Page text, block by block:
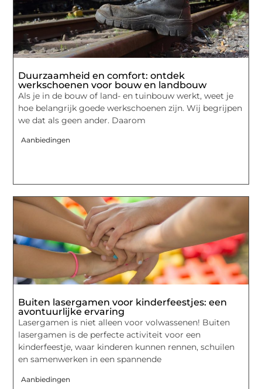
Duurzaamheid en comfort: ontdek
werkschoenen voor bouw en landbouw
Als je in de bouw of land- en tuinbouw werkt, weet je
hoe belangrijk goede werkschoenen zijn. Wij begrijpen
we dat als geen ander. Daarom
Aanbiedingen
Buiten lasergamen voor kinderfeestjes: een
avontuurlijke ervaring
Lasergamen is niet alleen voor volwassenen! Buiten
lasergamen is de perfecte activiteit voor een
kinderfeestje, waar kinderen kunnen rennen, schuilen
en samenwerken in een spannende
Aanbiedingen